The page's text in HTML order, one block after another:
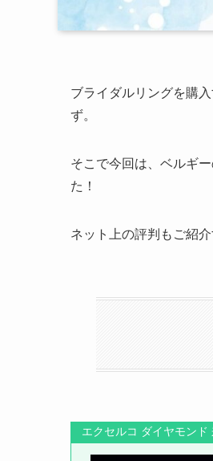
ブライダルリングを購
ず。
そこで今回は、ベルギ
た！
ネット上の評判もご紹
エクセルコ ダイヤモンド